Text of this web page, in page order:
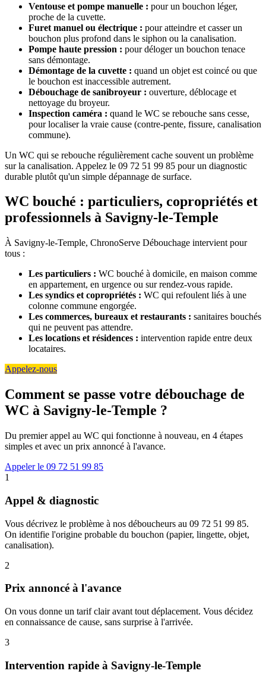
Ventouse et pompe manuelle : pour un bouchon léger,
proche de la cuvette.
Furet manuel ou électrique : pour atteindre et casser un
bouchon plus profond dans le siphon ou la canalisation.
Pompe haute pression : pour déloger un bouchon tenace
sans démontage.
Démontage de la cuvette : quand un objet est coincé ou que
le bouchon est inaccessible autrement.
Débouchage de sanibroyeur : ouverture, déblocage et
nettoyage du broyeur.
Inspection caméra : quand le WC se rebouche sans cesse,
pour localiser la vraie cause (contre-pente, fissure, canalisation
commune).
Un WC qui se rebouche régulièrement cache souvent un problème
sur la canalisation. Appelez le 09 72 51 99 85 pour un diagnostic
durable plutôt qu'un simple dépannage de surface.
WC bouché : particuliers, copropriétés et
professionnels à Savigny-le-Temple
À Savigny-le-Temple, ChronoServe Débouchage intervient pour
tous :
Les particuliers : WC bouché à domicile, en maison comme
en appartement, en urgence ou sur rendez-vous rapide.
Les syndics et copropriétés : WC qui refoulent liés à une
colonne commune engorgée.
Les commerces, bureaux et restaurants : sanitaires bouchés
qui ne peuvent pas attendre.
Les locations et résidences : intervention rapide entre deux
locataires.
Appelez-nous
Comment se passe votre débouchage de
WC à Savigny-le-Temple ?
Du premier appel au WC qui fonctionne à nouveau, en 4 étapes
simples et avec un prix annoncé à l'avance.
Appeler le 09 72 51 99 85
1
Appel & diagnostic
Vous décrivez le problème à nos déboucheurs au 09 72 51 99 85.
On identifie l'origine probable du bouchon (papier, lingette, objet,
canalisation).
2
Prix annoncé à l'avance
On vous donne un tarif clair avant tout déplacement. Vous décidez
en connaissance de cause, sans surprise à l'arrivée.
3
Intervention rapide à Savigny-le-Temple